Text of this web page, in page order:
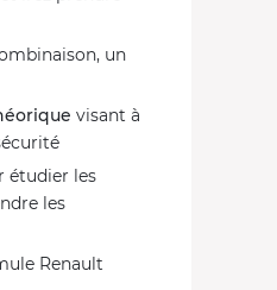
un
visant à
étudier les
les
Renault